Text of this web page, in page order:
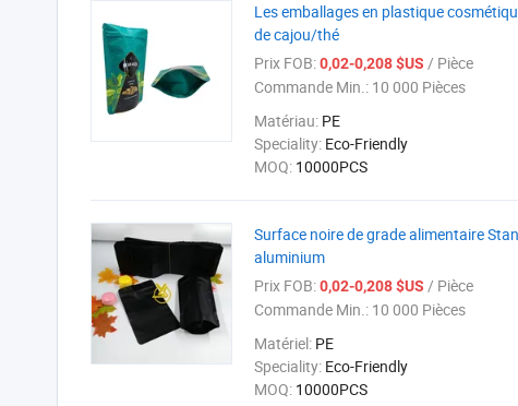
Les emballages en plastique
de cajou/thé
Prix FOB:0,02-0,208 $US / Pièce
Commande Min.: 10 000 Pièces
Matériau: PE
Speciality: Eco-Friendly
MOQ: 10000PCS
Surface noire de grade alimentaire
aluminium
Prix FOB:0,02-0,208 $US / Pièce
Commande Min.: 10 000 Pièces
Matériel: PE
Speciality: Eco-Friendly
MOQ: 10000PCS